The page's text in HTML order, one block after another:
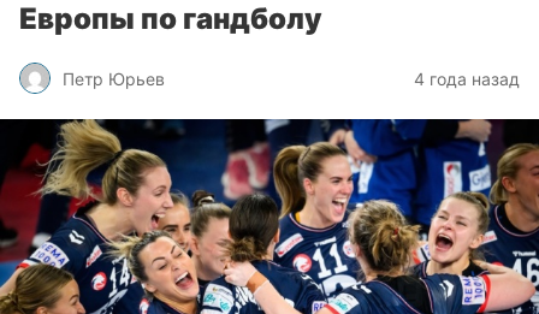
Европы по гандболу
Петр Юрьев 4 года назад